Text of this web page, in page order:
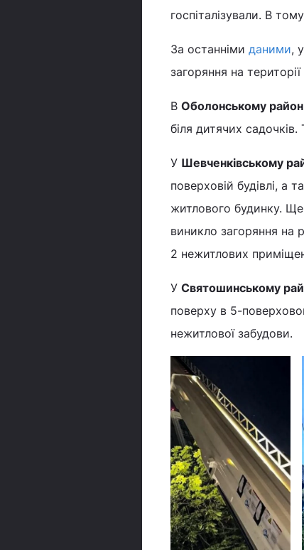
госпіталізували. В
За останніми даними, у
загоряння на
В Оболонському
біля дитячих
У Шевченківському
поверховій будівлі, а
житлового будинку.
виникло загоряння на
2 нежитлових
У Святошинському
поверху в 5-
нежитлової забудови.